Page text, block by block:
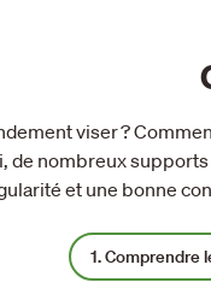
viser ?
de nombreux
et une bonne
1. Comprendre